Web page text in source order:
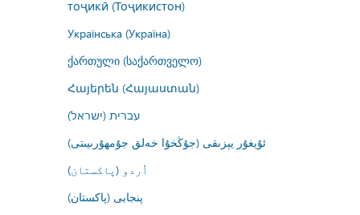
тоҷикӣ (Тоҷикистон)
Українська (Україна)
ქართული (საქართველო)
Հայերեն (Հայաստան)
עברית (ישראל)
ئۇيغۇر يېزىقى (جۇڭخۇا خەلق جۇمھۇرىيىتى)
اُردو (پاکستان)
پنجابی (پاکستان)